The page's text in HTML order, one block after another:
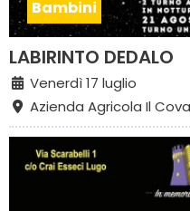
Bambini
LABIRINTO DEDALO
Venerdì 17 luglio
Azienda Agricola Il